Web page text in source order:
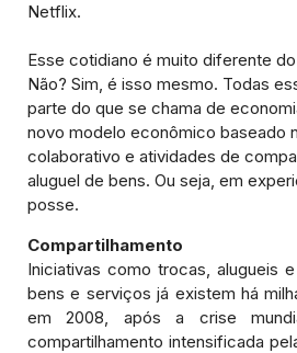
Netflix.
Esse cotidiano é muito diferente
Não? Sim, é isso mesmo. Todas
parte do que se chama de
novo modelo econômico baseado
colaborativo e atividades de
aluguel de bens. Ou seja, em
posse.
Compartilhamento
Iniciativas como trocas, alugueis
bens e serviços já existem há
em 2008, após a crise
compartilhamento intensificada